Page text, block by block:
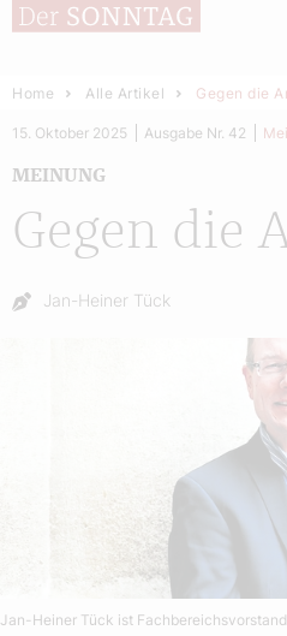
Home Alle Artikel Gegen die
Gegen die
MEINUNG
15. Oktober 2025 Ausgabe Nr. 42
Autor:
Jan-Heiner Tück
Jan-Heiner Tück ist